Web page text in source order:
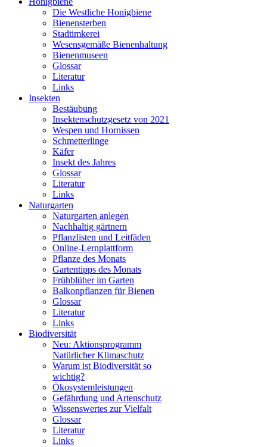
Die Westliche Honigbiene
Bienensterben
Stadtimkerei
Wesensgemäße Bienenhaltung
Bienenmuseen
Glossar
Literatur
Links
Insekten
Bestäubung
Insektenschutzgesetz von 2021
Wespen und Hornissen
Schmetterlinge
Käfer
Insekt des Jahres
Glossar
Literatur
Links
Naturgarten
Naturgarten anlegen
Nachhaltig gärtnern
Pflanzlisten und Leitfäden
Online-Lernplattform
Pflanze des Monats
Gartentipps des Monats
Frühblüher im Garten
Balkonpflanzen für Bienen
Glossar
Literatur
Links
Biodiversität
Neu: Aktionsprogramm
Natürlicher Klimaschutz
Warum ist Biodiversität so
wichtig?
Ökosystemleistungen
Gefährdung und Artenschutz
Wissenswertes zur Vielfalt
Glossar
Literatur
Links